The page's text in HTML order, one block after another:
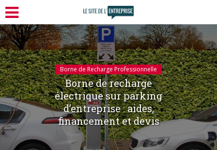
Borne de Recharge Professionnelle
Borne de recharge
électrique sur parking
d’entreprise : aides,
financement et devis